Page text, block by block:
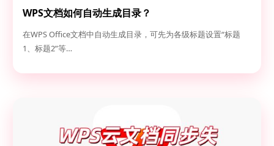
WPS文档如何自动生成目录？
在WPS Office文档中自动生成目录，可先为各级标题设置“标题
1、标题2”等…